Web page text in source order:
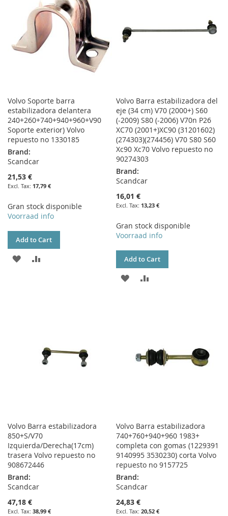
Volvo Soporte barra
estabilizadora delantera
240+260+740+940+960+V90
Soporte exterior) Volvo
repuesto no 1330185
Brand:
Scandcar
21,53 €
17,79 €
Gran stock disponible
Voorraad info
Add to Cart
ADD
Volvo Barra estabilizadora del
eje (34 cm) V70 (2000+) S60
(-2009) S80 (-2006) V70n P26
XC70 (2001+)XC90 (31201602)
(274303)(274456) V70 S80 S60
Xc90 Xc70 Volvo repuesto no
90274303
Brand:
Scandcar
16,01 €
13,23 €
Gran stock disponible
Voorraad info
Add to Cart
ADD
Volvo Barra estabilizadora
850+S/V70
Izquierda/Derecha(17cm)
trasera Volvo repuesto no
908672446
Brand:
Scandcar
47,18 €
38,99 €
Volvo Barra estabilizadora
740+760+940+960 1983+
completa con gomas (1229391
9140995 3530230) corta Volvo
repuesto no 9157725
Brand:
Scandcar
24,83 €
20,52 €